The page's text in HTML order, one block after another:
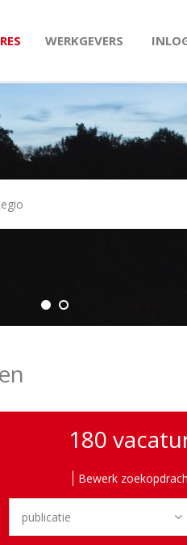
WERKGEVERS
180
Bewerk